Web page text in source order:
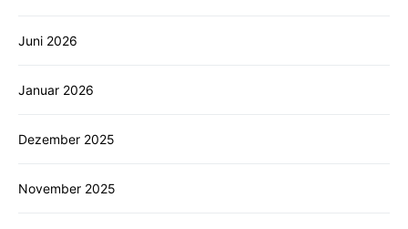
Juni 2026
Januar 2026
Dezember 2025
November 2025